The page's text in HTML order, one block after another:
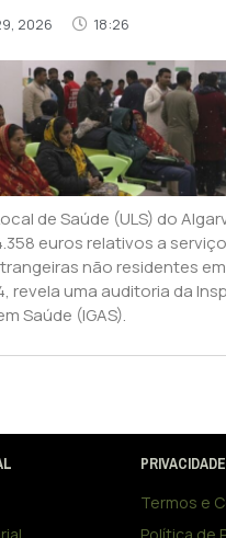
2026 18:26
de Saúde (ULS) do
euros relativos a
não residentes
revela uma auditoria da
Saúde (IGAS).
PRIVACIDADE
Termos e